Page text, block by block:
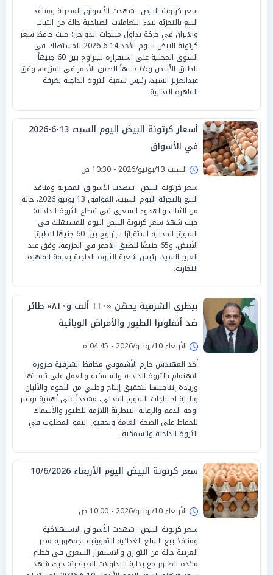
سعر كرتونة البيض.. شهدت الأسواق المصرية ومنافذ
البيع بالتجزئة ببدء التعاملات الصباحية حالة من الثبات
والاتزان في حركة تداول منتجات الدواجن؛ حيث حافظ سعر
كرتونة البيض اليوم الأحد 14-6-2026 للمستهلك في
السوق المحلية على استقراره ليتراوح بين 60 جنيهاً
للطبق الأبيض و65 جنيهاً للطبق الأحمر في المزرعة، وفق
عبدالعزيز السيد، رئيس شعبة الثروة الداجنة بغرفة
القاهرة التجارية.
أسعار كرتونة البيض اليوم السبت 13-6-2026
في الأسواق
السبت 13/يونيو/2026 - 10:30 ص
سعر كرتونة البيض.. شهدت الأسواق المصرية ومنافذ
البيع بالتجزئة اليوم السبت، الموافق 13 يونيو 2026، حالة
من الثبات والهدوء السعري في قطاع الثروة الداجنة؛
حيث شهد سعر كرتونة البيض اليوم للمستهلك في
السوق المحلية استقرارًا ليتراوح بين 60 جنيهًا للطبق
الأبيض، و65 جنيهًا للطبق الأحمر في المزرعة، وفق عبد
العزيز السيد، رئيس شعبة الثروة الداجنة بغرفة القاهرة
التجارية.
بيطري الشرقية يحصّن «١١٠ ألف و٨١٠» طائر
ضد أنفلونزا الطيور والأمراض الوبائية
الأربعاء 10/يونيو/2026 - 04:45 م
‏أكد المهندس حازم الأشموني محافظ الشرقية ضرورة
الاهتمام بالثروة الداجنة والسمكية والعمل على تنميتها
وزيادة إنتاجيتها لتحقيق إنتاج وطني من اللحوم والألبان
وتلبية احتياجات السوق المحلي، مشدداً على أهمية توفير
أوجه الدعم والرعاية البيطرية اللازمة للطيور والأسماك
للحفاظ على الصحة العامة وتحقيق النمو المطلوب في
الثروة الداجنة والسمكية.
سعر كرتونة البيض اليوم الأربعاء 10/6/2026
الأربعاء 10/يونيو/2026 - 10:00 ص
سعر كرتونة البيض.. شهدت الأسواق الاستهلاكية
ومنافذ بيع السلع الغذائية التموينية بجمهورية مصر
العربية حالة من التوازن والاستقرار السعري في قطاع
مائدة الطيور مع بداية التداولات الصباحية؛ حيث شهد